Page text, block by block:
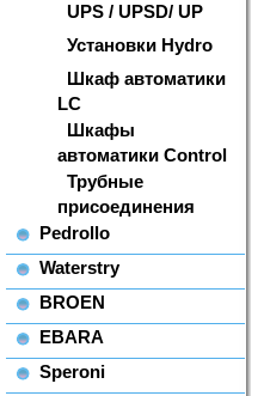
UPS / UPSD/ UP
Установки Hydro
Шкаф автоматики
LC
Шкафы
автоматики Control
Трубные
присоединения
Pedrollo
Waterstry
BROEN
EBARA
Speroni